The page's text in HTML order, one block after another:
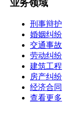
业务领域
刑事辩护
婚姻纠纷
交通事故
劳动纠纷
建筑工程
房产纠纷
经济合同
查看更多